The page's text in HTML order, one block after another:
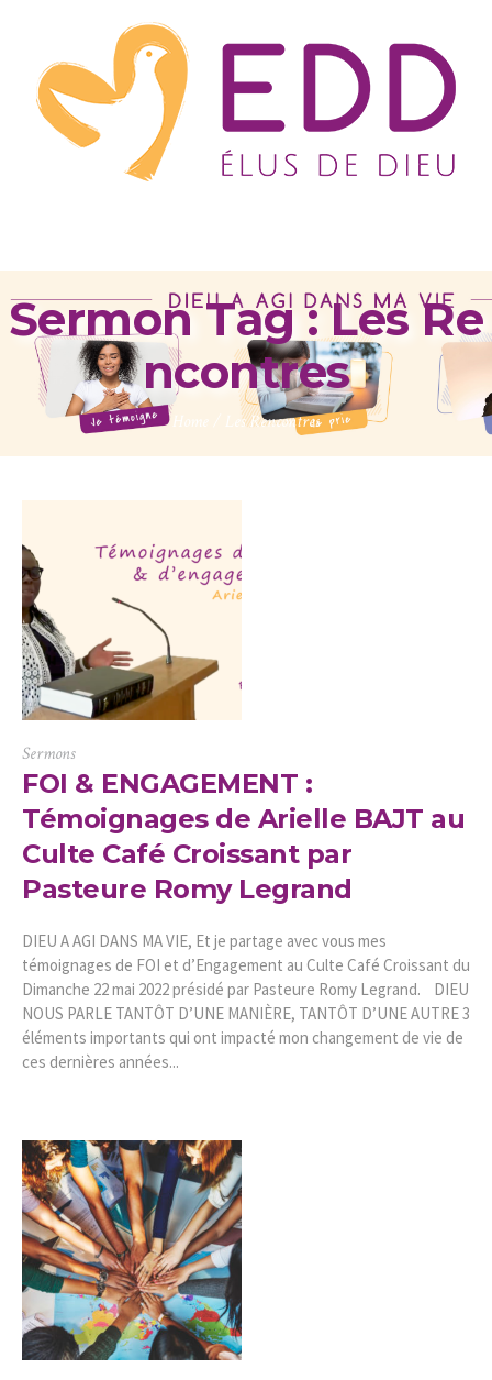
Sermon Tag :Les Re
ncontres
Home Les Rencontres
Sermons
FOI & ENGAGEMENT :
Témoignages de Arielle BAJT au
Culte Café Croissant par
Pasteure Romy Legrand
DIEU A AGI DANS MA VIE, Et je partage avec vous mes
témoignages de FOI et d’Engagement au Culte Café Croissant du
Dimanche 22 mai 2022 présidé par Pasteure Romy Legrand. DIEU
NOUS PARLE TANTÔT D’UNE MANIÈRE, TANTÔT D’UNE AUTRE 3
éléments importants qui ont impacté mon changement de vie de
ces dernières années...